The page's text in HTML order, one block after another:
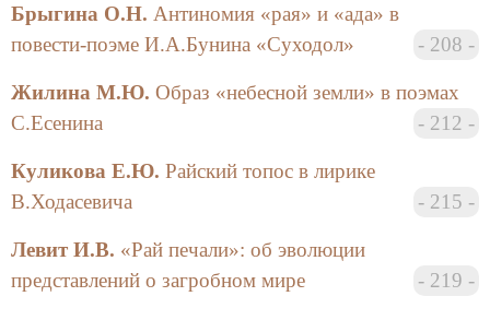
(Санкт-Петербургского отделения),
Государственного Эрмитажа, Русского музея,
этнографического музея, Европейского
университета, и др. Материалы чтений и
Кафедра философии религии и религиоведения
занимающихся проблемами религиоведения. Для
дальнейшей координации научной деятельности
Брыгина О.Н. Антиномия «рая» и «ада» в
повести-поэме И.А.Бунина «Суходол»
208
Жилина М.Ю. Образ «небесной земли» в поэмах
С.Есенина
212
Куликова Е.Ю. Райский топос в лирике
В.Ходасевича
215
Левит И.В. «Рай печали»: об эволюции
представлений о загробном мире
219